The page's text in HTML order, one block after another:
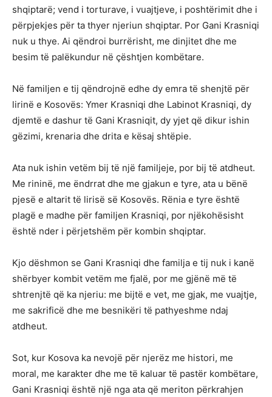
shqiptarë; vend i torturave, i vuajtjeve, i poshtërimit dhe i
përpjekjes për ta thyer njeriun shqiptar. Por Gani Krasniqi
nuk u thye. Ai qëndroi burrërisht, me dinjitet dhe me
besim të palëkundur në çështjen kombëtare.
Në familjen e tij qëndrojnë edhe dy emra të shenjtë për
lirinë e Kosovës: Ymer Krasniqi dhe Labinot Krasniqi, dy
djemtë e dashur të Gani Krasniqit, dy yjet që dikur ishin
gëzimi, krenaria dhe drita e kësaj shtëpie.
Ata nuk ishin vetëm bij të një familjeje, por bij të atdheut.
Me rininë, me ëndrrat dhe me gjakun e tyre, ata u bënë
pjesë e altarit të lirisë së Kosovës. Rënia e tyre është
plagë e madhe për familjen Krasniqi, por njëkohësisht
është nder i përjetshëm për kombin shqiptar.
Kjo dëshmon se Gani Krasniqi dhe familja e tij nuk i kanë
shërbyer kombit vetëm me fjalë, por me gjënë më të
shtrenjtë që ka njeriu: me bijtë e vet, me gjak, me vuajtje,
me sakrificë dhe me besnikëri të pathyeshme ndaj
atdheut.
Sot, kur Kosova ka nevojë për njerëz me histori, me
moral, me karakter dhe me të kaluar të pastër kombëtare,
Gani Krasniqi është një nga ata që meriton përkrahjen